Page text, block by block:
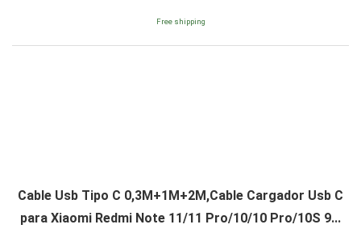
Free shipping
Cable Usb Tipo C 0,3M+1M+2M,Cable Cargador Usb C
para Xiaomi Redmi Note 11/11 Pro/10/10 Pro/10S 9...